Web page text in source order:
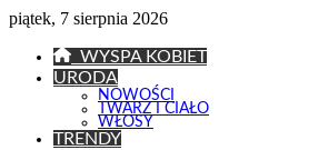
piątek, 7 sierpnia 2026
WYSPA KOBIET
URODA
NOWOŚCI
TWARZ I CIAŁO
WŁOSY
TRENDY